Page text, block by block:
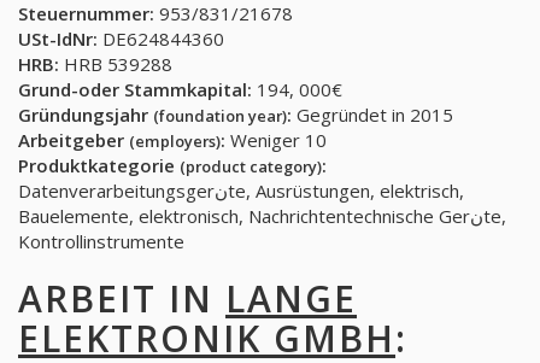
Steuernummer: 953/831/21678
USt-IdNr: DE624844360
HRB: HRB 539288
Grund-oder Stammkapital: 194, 000€
Gründungsjahr (foundation year): Gegründet in 2015
Arbeitgeber (employers): Weniger 10
Produktkategorie (product category):
Datenverarbeitungsgerنte, Ausrüstungen, elektrisch,
Bauelemente, elektronisch, Nachrichtentechnische Gerنte,
Kontrollinstrumente
ARBEIT IN LANGE
ELEKTRONIK GMBH: